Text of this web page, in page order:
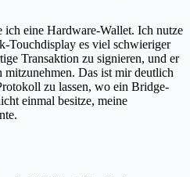
eine Hardware-Wallet. Ich nutze
Touchdisplay es viel schwieriger
Transaktion zu signieren, und er
Das ist mir deutlich
zu lassen, wo ein Bridge-
einmal besitze, meine